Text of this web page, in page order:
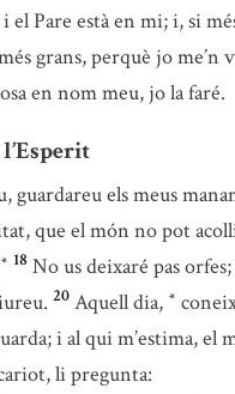
el Pare està en mi; i, si
grans, perquè jo me’n
en nom meu, jo la faré.
guardareu els meus
que el món no pot
* 18 No us deixaré pas
20 Aquell dia, *
i al qui m’estima, el
li pregunta: